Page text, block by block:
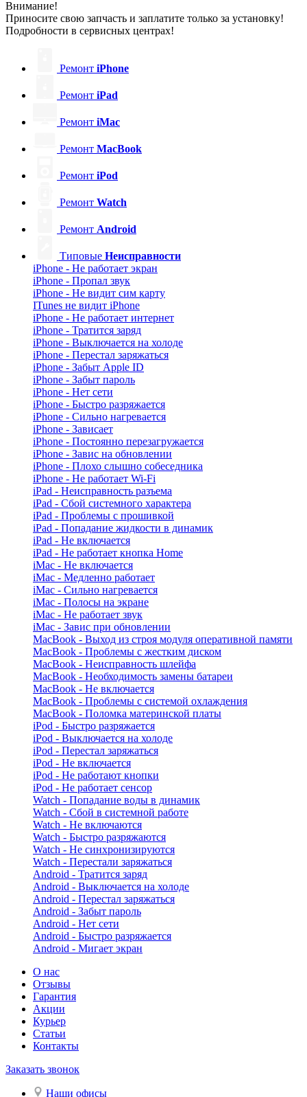
Внимание!
Приносите свою запчасть и заплатите только за установку!
Подробности в сервисных центрах!
Ремонт iPhone
Ремонт iPad
Ремонт iMac
Ремонт MacBook
Ремонт iPod
Ремонт Watch
Ремонт Android
Типовые Неисправности
iPhone - Не работает экран
iPhone - Пропал звук
iPhone - Не видит сим карту
ITunes не видит iPhone
iPhone - Не работает интернет
iPhone - Тратится заряд
iPhone - Выключается на холоде
iPhone - Перестал заряжаться
iPhone - Забыт Apple ID
iPhone - Забыт пароль
iPhone - Нет сети
iPhone - Быстро разряжается
iPhone - Сильно нагревается
iPhone - Зависает
iPhone - Постоянно перезагружается
iPhone - Завис на обновлении
iPhone - Плохо слышно собеседника
iPhone - Не работает Wi-Fi
iPad - Неисправность разъема
iPad - Сбой системного характера
iPad - Проблемы с прошивкой
iPad - Попадание жидкости в динамик
iPad - Не включается
iPad - Не работает кнопка Home
iMac - Не включается
iMac - Медленно работает
iMac - Сильно нагревается
iMac - Полосы на экране
iMac - Не работает звук
iMac - Завис при обновлении
MacBook - Выход из строя модуля оперативной памяти
MacBook - Проблемы с жестким диском
MacBook - Неисправность шлейфа
MacBook - Необходимость замены батареи
MacBook - Не включается
MacBook - Проблемы с системой охлаждения
MacBook - Поломка материнской платы
iPod - Быстро разряжается
iPod - Выключается на холоде
iPod - Перестал заряжаться
iPod - Не включается
iPod - Не работают кнопки
iPod - Не работает сенсор
Watch - Попадание воды в динамик
Watch - Сбой в системной работе
Watch - Не включаются
Watch - Быстро разряжаются
Watch - Не синхронизируются
Watch - Перестали заряжаться
Android - Тратится заряд
Android - Выключается на холоде
Android - Перестал заряжаться
Android - Забыт пароль
Android - Нет сети
Android - Быстро разряжается
Android - Мигает экран
О нас
Отзывы
Гарантия
Акции
Курьер
Статьи
Контакты
Заказать звонок
Наши офисы